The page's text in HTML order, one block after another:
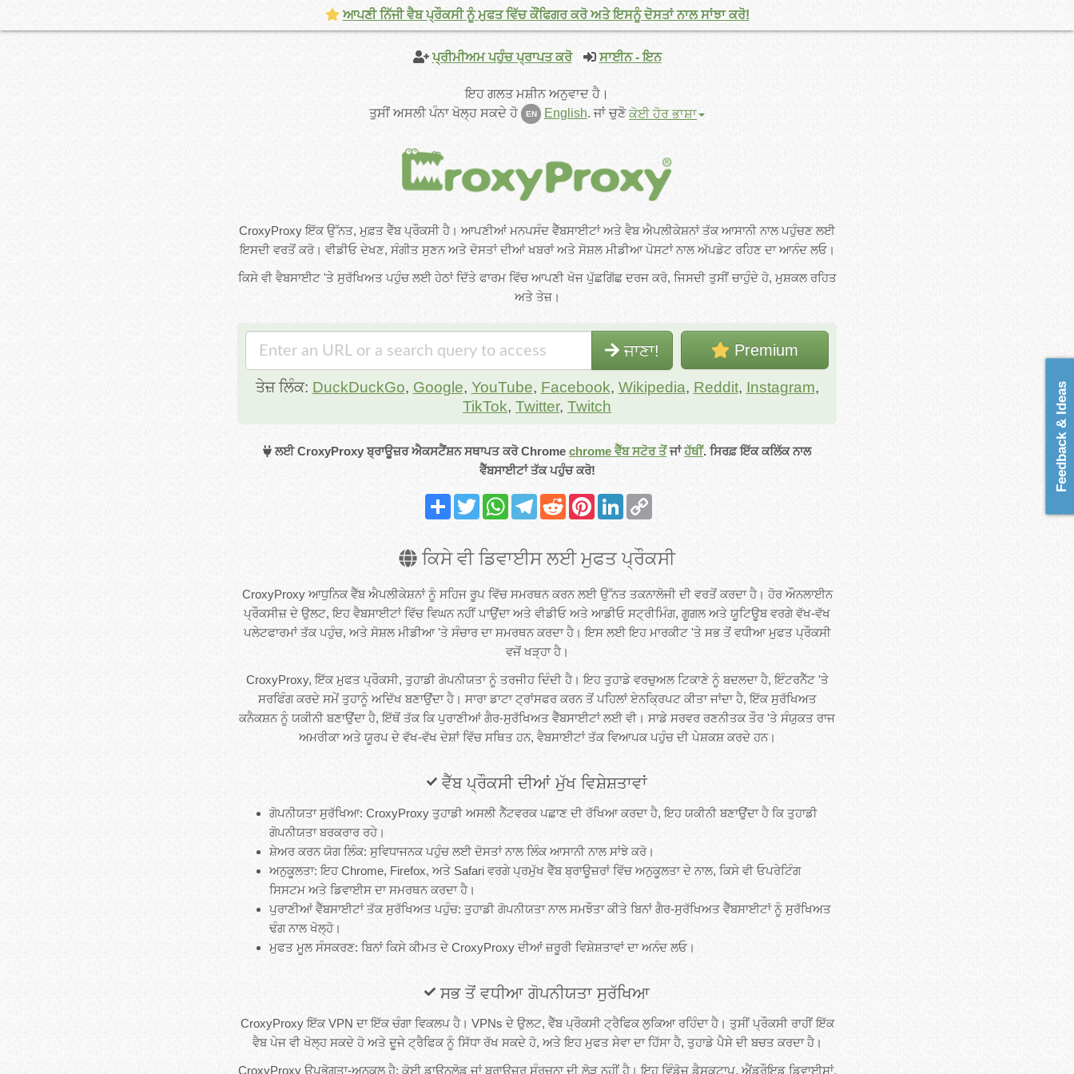
ਪ੍ਰੀਮੀਅਮ ਪਹੁੰਚ ਪ੍ਰਾਪਤ ਕਰੋ ਸਾਈਨ - ਇਨ
ਇਹ ਗਲਤ ਮਸ਼ੀਨ ਅਨੁਵਾਦ ਹੈ।
ਤੁਸੀਂ ਅਸਲੀ ਪੰਨਾ ਖੋਲ੍ਹ ਸਕਦੇ ਹੋ
EN English.ਜਾਂ ਚੁਣੋਕੋਈ ਹੋਰ ਭਾਸ਼ਾ
CroxyProxy ਇੱਕ ਉੱਨਤ, ਮੁਫ਼ਤ ਵੈੱਬ ਪ੍ਰੌਕਸੀ ਹੈ। ਆਪਣੀਆਂ ਮਨਪਸੰਦ ਵੈੱਬਸਾਈਟਾਂ ਅਤੇ ਵੈਬ ਐਪਲੀਕੇਸ਼ਨਾਂ ਤੱਕ ਆਸਾਨੀ ਨਾਲ ਪਹੁੰਚਣ ਲਈ
ਇਸਦੀ ਵਰਤੋਂ ਕਰੋ। ਵੀਡੀਓ ਦੇਖਣ, ਸੰਗੀਤ ਸੁਣਨ ਅਤੇ ਦੋਸਤਾਂ ਦੀਆਂ ਖਬਰਾਂ ਅਤੇ ਸੋਸ਼ਲ ਮੀਡੀਆ ਪੋਸਟਾਂ ਨਾਲ ਅੱਪਡੇਟ ਰਹਿਣ ਦਾ ਆਨੰਦ ਲਓ।
ਕਿਸੇ ਵੀ ਵੈਬਸਾਈਟ 'ਤੇ ਸੁਰੱਖਿਅਤ ਪਹੁੰਚ ਲਈ ਹੇਠਾਂ ਦਿੱਤੇ ਫਾਰਮ ਵਿੱਚ ਆਪਣੀ ਖੋਜ ਪੁੱਛਗਿੱਛ ਦਰਜ ਕਰੋ, ਜਿਸਦੀ ਤੁਸੀਂ ਚਾਹੁੰਦੇ ਹੋ, ਮੁਸ਼ਕਲ ਰਹਿਤ
ਅਤੇ ਤੇਜ਼।
ਜਾਣਾ! Premium
ਤੇਜ਼ ਲਿੰਕ: DuckDuckGo, Google, YouTube, Facebook, Wikipedia, Reddit, Instagram,
TikTok, Twitter, Twitch
ਲਈ CroxyProxy ਬ੍ਰਾਊਜ਼ਰ ਐਕਸਟੈਂਸ਼ਨ ਸਥਾਪਤ ਕਰੋChrome chrome ਵੈੱਬ ਸਟੋਰ ਤੋਂਜਾਂਹੱਥੀਂ. ਸਿਰਫ਼ ਇੱਕ ਕਲਿੱਕ ਨਾਲ
ਵੈੱਬਸਾਈਟਾਂ ਤੱਕ ਪਹੁੰਚ ਕਰੋ!
Share TwitterWhatsAppTelegramRedditPinterestLinkedIn
ਕਿਸੇ ਵੀ ਡਿਵਾਈਸ ਲਈ ਮੁਫਤ ਪ੍ਰੌਕਸੀ
CroxyProxy ਆਧੁਨਿਕ ਵੈੱਬ ਐਪਲੀਕੇਸ਼ਨਾਂ ਨੂੰ ਸਹਿਜ ਰੂਪ ਵਿੱਚ ਸਮਰਥਨ ਕਰਨ ਲਈ ਉੱਨਤ ਤਕਨਾਲੋਜੀ ਦੀ ਵਰਤੋਂ ਕਰਦਾ ਹੈ। ਹੋਰ ਔਨਲਾਈਨ
ਪ੍ਰੌਕਸੀਜ਼ ਦੇ ਉਲਟ, ਇਹ ਵੈਬਸਾਈਟਾਂ ਵਿੱਚ ਵਿਘਨ ਨਹੀਂ ਪਾਉਂਦਾ ਅਤੇ ਵੀਡੀਓ ਅਤੇ ਆਡੀਓ ਸਟ੍ਰੀਮਿੰਗ, ਗੂਗਲ ਅਤੇ ਯੂਟਿਊਬ ਵਰਗੇ ਵੱਖ-ਵੱਖ
ਪਲੇਟਫਾਰਮਾਂ ਤੱਕ ਪਹੁੰਚ, ਅਤੇ ਸੋਸ਼ਲ ਮੀਡੀਆ 'ਤੇ ਸੰਚਾਰ ਦਾ ਸਮਰਥਨ ਕਰਦਾ ਹੈ। ਇਸ ਲਈ ਇਹ ਮਾਰਕੀਟ 'ਤੇ ਸਭ ਤੋਂ ਵਧੀਆ ਮੁਫਤ ਪ੍ਰੌਕਸੀ
ਵਜੋਂ ਖੜ੍ਹਾ ਹੈ।
CroxyProxy, ਇੱਕ ਮੁਫਤ ਪ੍ਰੌਕਸੀ, ਤੁਹਾਡੀ ਗੋਪਨੀਯਤਾ ਨੂੰ ਤਰਜੀਹ ਦਿੰਦੀ ਹੈ। ਇਹ ਤੁਹਾਡੇ ਵਰਚੁਅਲ ਟਿਕਾਣੇ ਨੂੰ ਬਦਲਦਾ ਹੈ, ਇੰਟਰਨੈੱਟ 'ਤੇ
ਸਰਫਿੰਗ ਕਰਦੇ ਸਮੇਂ ਤੁਹਾਨੂੰ ਅਦਿੱਖ ਬਣਾਉਂਦਾ ਹੈ। ਸਾਰਾ ਡਾਟਾ ਟ੍ਰਾਂਸਫਰ ਕਰਨ ਤੋਂ ਪਹਿਲਾਂ ਏਨਕ੍ਰਿਪਟ ਕੀਤਾ ਜਾਂਦਾ ਹੈ, ਇੱਕ ਸੁਰੱਖਿਅਤ
ਕਨੈਕਸ਼ਨ ਨੂੰ ਯਕੀਨੀ ਬਣਾਉਂਦਾ ਹੈ, ਇੱਥੋਂ ਤੱਕ ਕਿ ਪੁਰਾਣੀਆਂ ਗੈਰ-ਸੁਰੱਖਿਅਤ ਵੈੱਬਸਾਈਟਾਂ ਲਈ ਵੀ। ਸਾਡੇ ਸਰਵਰ ਰਣਨੀਤਕ ਤੌਰ 'ਤੇ ਸੰਯੁਕਤ ਰਾਜ
ਅਮਰੀਕਾ ਅਤੇ ਯੂਰਪ ਦੇ ਵੱਖ-ਵੱਖ ਦੇਸ਼ਾਂ ਵਿੱਚ ਸਥਿਤ ਹਨ, ਵੈਬਸਾਈਟਾਂ ਤੱਕ ਵਿਆਪਕ ਪਹੁੰਚ ਦੀ ਪੇਸ਼ਕਸ਼ ਕਰਦੇ ਹਨ।
ਵੈੱਬ ਪ੍ਰੌਕਸੀ ਦੀਆਂ ਮੁੱਖ ਵਿਸ਼ੇਸ਼ਤਾਵਾਂ
ਗੋਪਨੀਯਤਾ ਸੁਰੱਖਿਆ: CroxyProxy ਤੁਹਾਡੀ ਅਸਲੀ ਨੈੱਟਵਰਕ ਪਛਾਣ ਦੀ ਰੱਖਿਆ ਕਰਦਾ ਹੈ, ਇਹ ਯਕੀਨੀ ਬਣਾਉਂਦਾ ਹੈ ਕਿ ਤੁਹਾਡੀ
ਗੋਪਨੀਯਤਾ ਬਰਕਰਾਰ ਰਹੇ।
ਸ਼ੇਅਰ ਕਰਨ ਯੋਗ ਲਿੰਕ: ਸੁਵਿਧਾਜਨਕ ਪਹੁੰਚ ਲਈ ਦੋਸਤਾਂ ਨਾਲ ਲਿੰਕ ਆਸਾਨੀ ਨਾਲ ਸਾਂਝੇ ਕਰੋ।
ਅਨੁਕੂਲਤਾ: ਇਹ Chrome, Firefox, ਅਤੇ Safari ਵਰਗੇ ਪ੍ਰਮੁੱਖ ਵੈੱਬ ਬ੍ਰਾਊਜ਼ਰਾਂ ਵਿੱਚ ਅਨੁਕੂਲਤਾ ਦੇ ਨਾਲ, ਕਿਸੇ ਵੀ ਓਪਰੇਟਿੰਗ
ਸਿਸਟਮ ਅਤੇ ਡਿਵਾਈਸ ਦਾ ਸਮਰਥਨ ਕਰਦਾ ਹੈ।
ਪੁਰਾਣੀਆਂ ਵੈੱਬਸਾਈਟਾਂ ਤੱਕ ਸੁਰੱਖਿਅਤ ਪਹੁੰਚ: ਤੁਹਾਡੀ ਗੋਪਨੀਯਤਾ ਨਾਲ ਸਮਝੌਤਾ ਕੀਤੇ ਬਿਨਾਂ ਗੈਰ-ਸੁਰੱਖਿਅਤ ਵੈੱਬਸਾਈਟਾਂ ਨੂੰ ਸੁਰੱਖਿਅਤ
ਢੰਗ ਨਾਲ ਖੋਲ੍ਹੋ।
ਮੁਫਤ ਮੂਲ ਸੰਸਕਰਣ: ਬਿਨਾਂ ਕਿਸੇ ਕੀਮਤ ਦੇ CroxyProxy ਦੀਆਂ ਜ਼ਰੂਰੀ ਵਿਸ਼ੇਸ਼ਤਾਵਾਂ ਦਾ ਅਨੰਦ ਲਓ।
ਸਭ ਤੋਂ ਵਧੀਆ ਗੋਪਨੀਯਤਾ ਸੁਰੱਖਿਆ
CroxyProxy ਇੱਕ VPN ਦਾ ਇੱਕ ਚੰਗਾ ਵਿਕਲਪ ਹੈ। VPNs ਦੇ ਉਲਟ, ਵੈੱਬ ਪ੍ਰੌਕਸੀ ਟ੍ਰੈਫਿਕ ਲੁਕਿਆ ਰਹਿੰਦਾ ਹੈ। ਤੁਸੀਂ ਪ੍ਰੌਕਸੀ ਰਾਹੀਂ ਇੱਕ
ਵੈਬ ਪੇਜ ਵੀ ਖੋਲ੍ਹ ਸਕਦੇ ਹੋ ਅਤੇ ਦੂਜੇ ਟ੍ਰੈਫਿਕ ਨੂੰ ਸਿੱਧਾ ਰੱਖ ਸਕਦੇ ਹੋ, ਅਤੇ ਇਹ ਮੁਫਤ ਸੇਵਾ ਦਾ ਹਿੱਸਾ ਹੈ, ਤੁਹਾਡੇ ਪੈਸੇ ਦੀ ਬਚਤ ਕਰਦਾ ਹੈ।
CroxyProxy ਉਪਭੋਗਤਾ-ਅਨੁਕੂਲ ਹੈ; ਕੋਈ ਡਾਊਨਲੋਡ ਜਾਂ ਬ੍ਰਾਊਜ਼ਰ ਸੰਰਚਨਾ ਦੀ ਲੋੜ ਨਹੀਂ ਹੈ। ਇਹ ਵਿੰਡੋਜ਼ ਡੈਸਕਟਾਪ, ਐਂਡਰੌਇਡ ਡਿਵਾਈਸਾਂ,
Feedback & Ideas
ਆਪਣੀ ਨਿੱਜੀ ਵੈਬ ਪ੍ਰੌਕਸੀ ਨੂੰ ਮੁਫਤ ਵਿੱਚ ਕੌਂਫਿਗਰ ਕਰੋ ਅਤੇ ਇਸਨੂੰ ਦੋਸਤਾਂ ਨਾਲ ਸਾਂਝਾ ਕਰੋ!